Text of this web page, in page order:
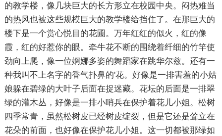
的教学楼，像几块巨大的长方形立在校园中央。闷热难当
的热风也被这些规模巨大的教学楼给挡住了。在那巨大的
楼下是一个赏心悦目的花圃。万年红红的似火，红的像
霞，红的好惹你的眼。牵牛花不断的围绕着纤细的竹竿使
劲向上爬，像一位婀娜多姿的舞蹈家在跳华尔兹。还有一
种我叫不上名字的香气扑鼻的'花。好像是一排害羞的小姑
娘躲在碧绿的大叶子后面在捉迷藏。花坛的后面是一排翠
绿的灌木丛，好像是一排小哨兵在保护着花儿小姐。松树
四季常青，虽然松树皮已经树皮绽裂，但是它还是耸立在
花朵的前面，也好像在保护花儿小姐。这一切都被那绿如